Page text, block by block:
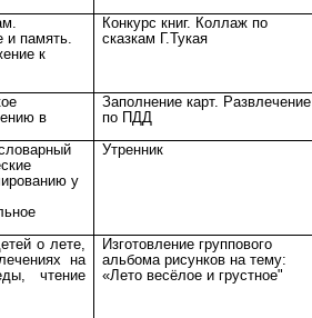
и память.
к
Конкурс книг. Коллаж по
сказкам Г.Тукая
в
Заполнение карт. Развлечение
по ПДД
у
Утренник
о лете,
на
чтение
Изготовление группового
альбома рисунков на тему:
«Лето весёлое и грустное"